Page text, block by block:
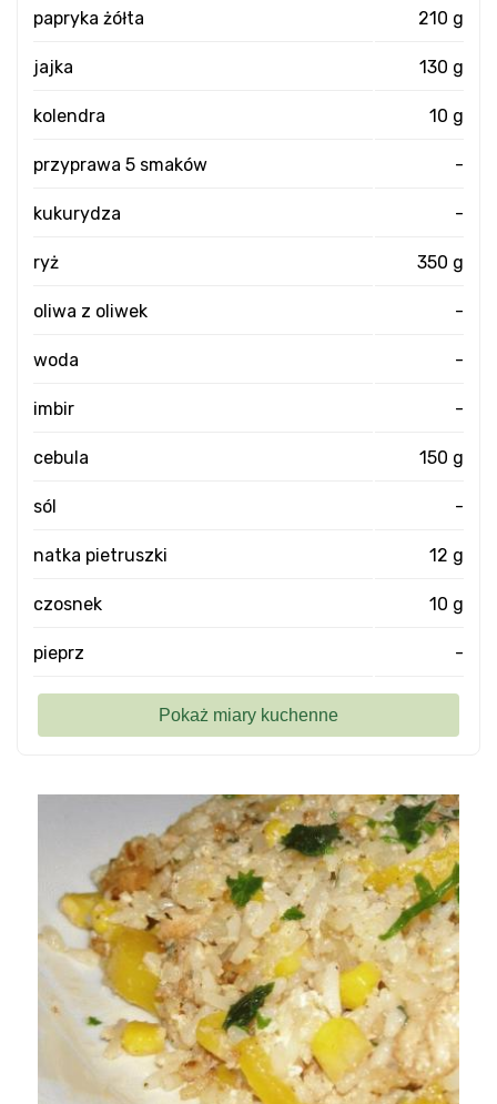
papryka żółta 210 g
jajka 130 g
kolendra 10 g
przyprawa 5 smaków -
kukurydza -
ryż 350 g
oliwa z oliwek -
woda -
imbir -
cebula 150 g
sól -
natka pietruszki 12 g
czosnek 10 g
pieprz -